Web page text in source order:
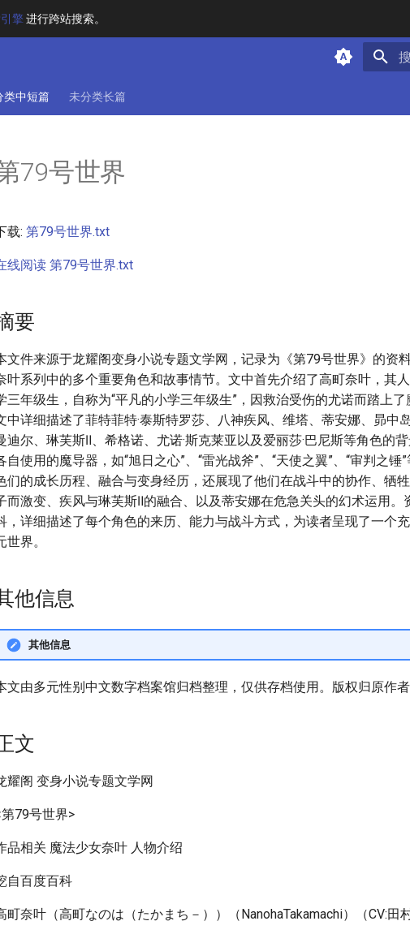
擎进行跨站搜索。
类中短篇 未分类长篇
79号世界
载: 第79号世界.txt
线阅读 第79号世界.txt
要
文件来源于龙耀阁变身小说专题文学网，记录为《第79号世界》的资
叶系列中的多个重要角色和故事情节。文中首先介绍了高町奈叶，其
三年级生，自称为“平凡的小学三年级生”，因救治受伤的尤诺而踏上了
中详细描述了菲特菲特·泰斯特罗莎、八神疾风、维塔、蒂安娜、昴中
迪尔、琳芙斯Ⅱ、希格诺、尤诺·斯克莱亚以及爱丽莎·巴尼斯等角色的
自使用的魔导器，如“旭日之心”、“雷光战斧”、“天使之翼”、“审判之锤
们的成长历程、融合与变身经历，还展现了他们在战斗中的协作、牺
而激变、疾风与琳芙斯Ⅱ的融合、以及蒂安娜在危急关头的幻术运用。
，详细描述了每个角色的来历、能力与战斗方式，为读者呈现了一个
世界。
他信息
其他信息
文由多元性别中文数字档案馆归档整理，仅供存档使用。版权归原作者
文
耀阁 变身小说专题文学网
第79号世界>
品相关 魔法少女奈叶 人物介绍
自百度百科
町奈叶（高町なのは（たかまち－））（NanohaTakamachi）（CV:田